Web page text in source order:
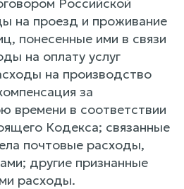
на проезд и проживание
понесенные ими в связи
на оплату услуг
на производство
за
времени в соответствии
Кодекса; связанные
почтовые расходы,
другие признанные
расходы.